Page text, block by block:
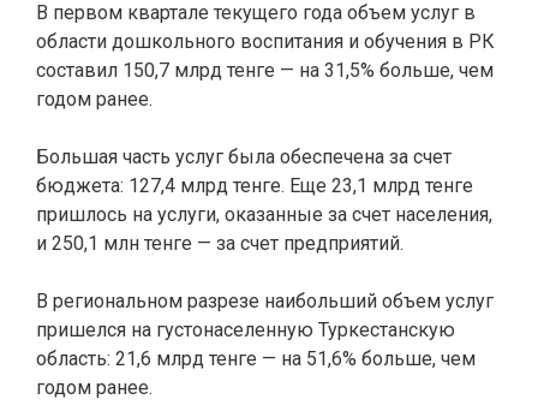
В первом квартале текущего года объем услуг в
области дошкольного воспитания и обучения в РК
составил 150,7 млрд тенге — на 31,5% больше, чем
годом ранее.
Большая часть услуг была обеспечена за счет
бюджета: 127,4 млрд тенге. Еще 23,1 млрд тенге
пришлось на услуги, оказанные за счет населения,
и 250,1 млн тенге — за счет предприятий.
В региональном разрезе наибольший объем услуг
пришелся на густонаселенную Туркестанскую
область: 21,6 млрд тенге — на 51,6% больше, чем
годом ранее.